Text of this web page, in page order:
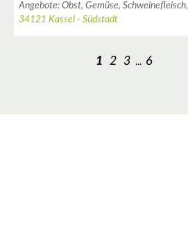
Angebote: Obst, Gemüse, Schweinefleisch,
34121 Kassel - Südstadt
1 2 3 ... 6